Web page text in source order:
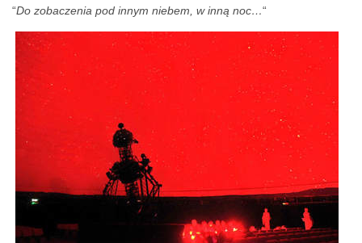
“Do zobaczenia pod innym niebem, w inną noc…“